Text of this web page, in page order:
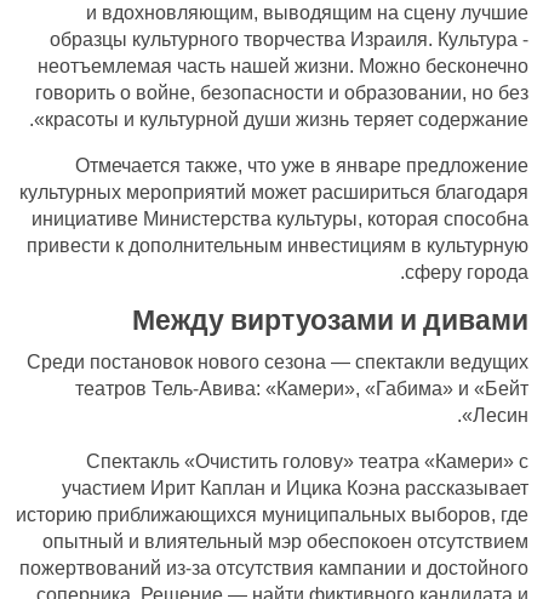
и вдохновляющим, выводящим на сцену лучшие
образцы культурного творчества Израиля. Культура -
неотъемлемая часть нашей жизни. Можно бесконечно
говорить о войне, безопасности и образовании, но без
красоты и культурной души жизнь теряет содержание».
Отмечается также, что уже в январе предложение
культурных мероприятий может расшириться благодаря
инициативе Министерства культуры, которая способна
привести к дополнительным инвестициям в культурную
сферу города.
Между виртуозами и дивами
Среди постановок нового сезона — спектакли ведущих
театров Тель-Авива: «Камери», «Габима» и «Бейт
Лесин».
Спектакль «Очистить голову» театра «Камери» с
участием Ирит Каплан и Ицика Коэна рассказывает
историю приближающихся муниципальных выборов, где
опытный и влиятельный мэр обеспокоен отсутствием
пожертвований из-за отсутствия кампании и достойного